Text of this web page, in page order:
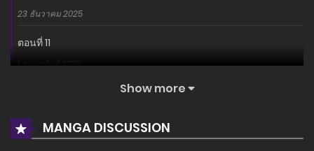
23 ธันวาคม 2025
ตอนที่ 11
1 กุมภาพันธ์ 2025
ตอนที่ 9.5
Show more
MANGA DISCUSSION